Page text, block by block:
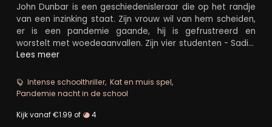
John Dunbar is een geschiedenisleraar die op het randje
van een inzinking staat. Zijn vrouw wil van hem scheiden,
er is een pandemie gaande, hij is gefrustreerd en
worstelt met woedeaanvallen. Zijn vier studenten - Sadie,
Trevor, Miguel en Genesis - maken hem daarnaast
te nemen wanneer ze 's avonds laat de lege school
bezoeken en lol willen trappen.
Lees meer
Intense schoolthriller Kat en muis spel
Pandemie nacht in de school
Kijk vanaf €1.99 of 4